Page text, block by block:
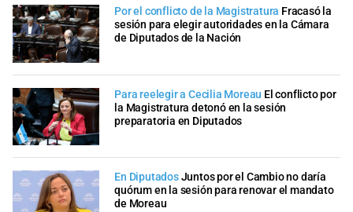
Por el conflicto de la Magistratura Fracasó la
sesión para elegir autoridades en la Cámara
de Diputados de la Nación
Para reelegir a Cecilia Moreau El conflicto por
la Magistratura detonó en la sesión
preparatoria en Diputados
En DiputadosJuntos por el Cambio no daría
quórum en la sesión para renovar el mandato
de Moreau